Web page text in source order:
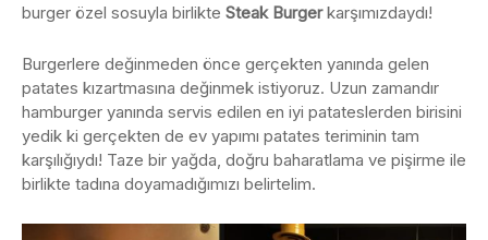
burger özel sosuyla birlikte Steak Burgerkarşımızdaydı!
Burgerlere değinmeden önce gerçekten yanında gelen
patates kızartmasına değinmek istiyoruz. Uzun zamandır
hamburger yanında servis edilen en iyi patateslerden birisini
yedik ki gerçekten de ev yapımı patates teriminin tam
karşılığıydı! Taze bir yağda, doğru baharatlama ve pişirme ile
birlikte tadına doyamadığımızı belirtelim.